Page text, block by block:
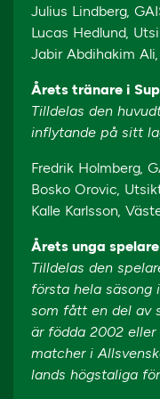
Julius Lindberg,
Lucas Hedlund,
Jabir Abdihakim
Årets tränare i
Tilldelas den
inflytande på sitt
Fredrik Holmberg,
Bosko Orovic,
Kalle Karlsson,
Årets unga
Tilldelas den
första hela säsong
som fått en del av
är födda 2002 eller
matcher i
lands högstaliga